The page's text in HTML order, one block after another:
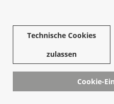
Technische Cookies
zulassen
Cookie-